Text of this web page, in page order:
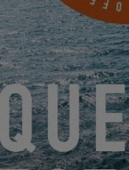
CONSEGNA DI UN
03.06.24